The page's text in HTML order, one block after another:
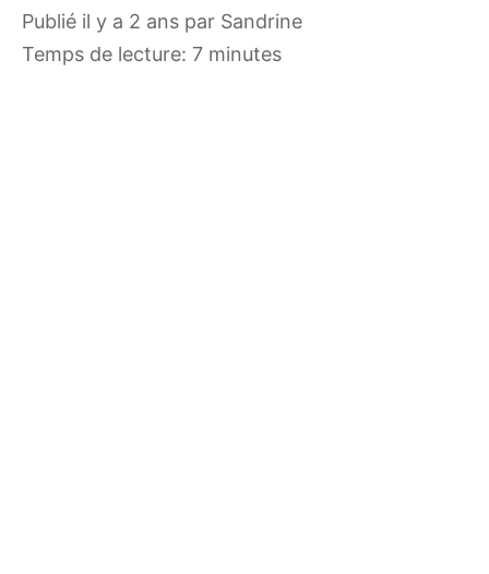
publié il y a 2 ans par Sandrine
Temps de lecture: 7 minutes